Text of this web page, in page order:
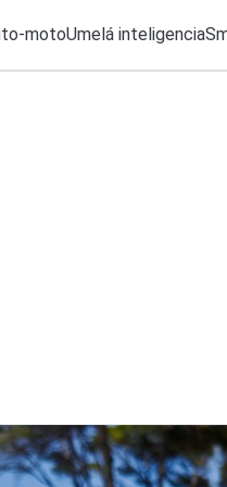
motoUmelá inteligencia